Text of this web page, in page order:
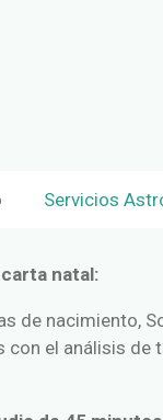
Servicios
natal:
de nacimiento,
con el análisis de